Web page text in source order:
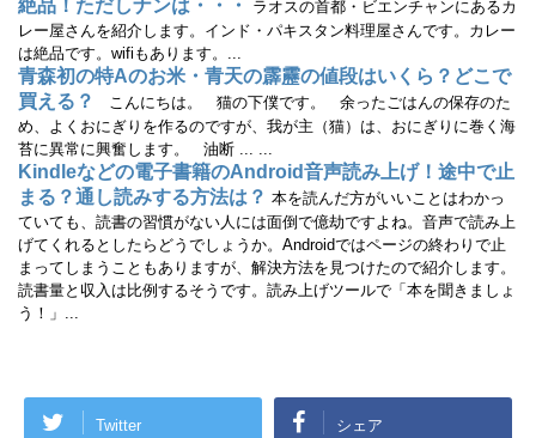
絶品！ただしナンは・・・
ラオスの首都・ビエンチャンにあるカ
レー屋さんを紹介します。インド・パキスタン料理屋さんです。カレー
は絶品です。wifiもあります。...
青森初の特Aのお米・青天の霹靂の値段はいくら？どこで
買える？
こんにちは。 猫の下僕です。 余ったごはんの保存のた
め、よくおにぎりを作るのですが、我が主（猫）は、おにぎりに巻く海
苔に異常に興奮します。 油断 ... ...
Kindleなどの電子書籍のAndroid音声読み上げ！途中で止
まる？通し読みする方法は？ 本を読んだ方がいいことはわかっ
ていても、読書の習慣がない人には面倒で億劫ですよね。音声で読み上
げてくれるとしたらどうでしょうか。Androidではページの終わりで止
まってしまうこともありますが、解決方法を見つけたので紹介します。
読書量と収入は比例するそうです。読み上げツールで「本を聞きましょ
う！」...
Twitter シェア